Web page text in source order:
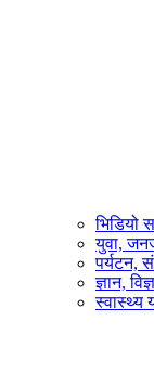
भिडियो
युवा,
पर्यटन,
ज्ञान,
स्वास्थ्य